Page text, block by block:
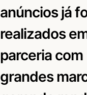
anúncios já
realizados
parceria com
grandes